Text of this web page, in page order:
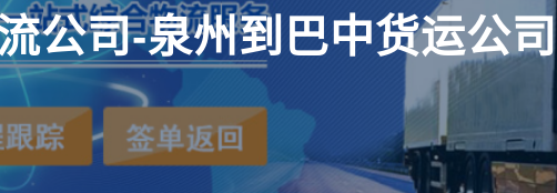
公司-泉州到巴中货运公司